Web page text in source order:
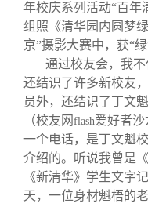
年校庆系列活动“百年
组照《清华园内圆梦
京”摄影大赛中，获“
通过校友会，我
还结识了许多新校友
员外，还结识了丁文
（校友网 flash爱好者沙
一个电话，是丁文魁
介绍的。听说我曾是
《新清华》学生文字
天，一位身材魁梧的